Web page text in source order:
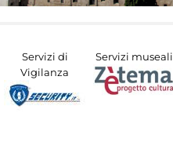
Servizi di
Vigilanza
Servizi museali